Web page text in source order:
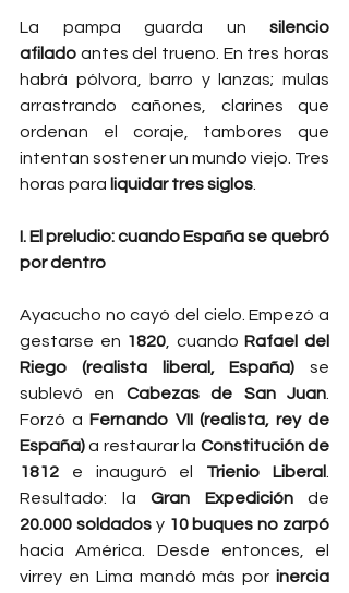
La pampa guarda un silencio
afilado antes del trueno. En tres horas
habrá pólvora, barro y lanzas; mulas
arrastrando cañones, clarines que
ordenan el coraje, tambores que
intentan sostener un mundo viejo. Tres
horas para liquidar tres siglos
I. El preludio: cuando España se quebró
por dentro
Ayacucho no cayó del cielo. Empezó a
gestarse en 1820 , cuando Rafael del
Riego (realista liberal, España) se
sublevó en Cabezas de San Juan
Forzó a Fernando VII (realista, rey de
España) a restaurar la Constitución de
1812 e inauguró el Trienio Liberal
Resultado: la Gran Expedición
20.000 soldados y 10 buques no zarpó
hacia América. Desde entonces, el
virrey en Lima mandó más por inercia